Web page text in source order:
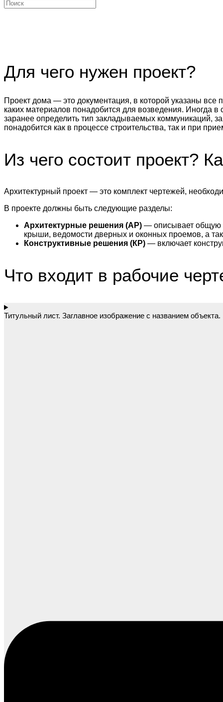
Для чего нужен проект?
Проект дома — это документация, в которой указаны все
каких материалов понадобится для возведения. Иногда
заранее определить тип закладываемых коммуникаций,
понадобится как в процессе строительства, так и при
Из чего состоит проект?
Архитектурный проект — это комплект чертежей,
В проекте должны быть следующие разделы:
Архитектурные решения (АР) — описывает общую
крыши, ведомости дверных и оконных проемов, а
Конструктивные решения (КР) — включает
Что входит в рабочие
Титульный лист. Заглавное изображение с названием объекта.